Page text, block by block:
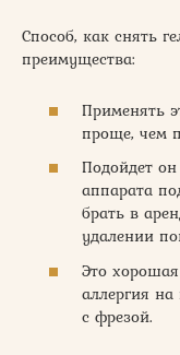
Способ, как снять
преимущества:
Применять
проще, чем
Подойдет
аппарата
брать в
удалении
Это
аллергия
с фрезой.